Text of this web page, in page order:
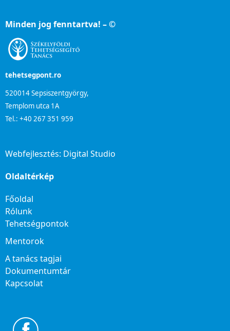
Minden jog fenntartva! – ©
tehetsegpont.ro
520014 Sepsiszentgyörgy,
Templom utca 1A
Tel.: +40 267 351 959
Webfejlesztés: Digital Studio
Oldaltérkép
Főoldal
Rólunk
Tehetségpontok
Mentorok
A tanács tagjai
Dokumentumtár
Kapcsolat